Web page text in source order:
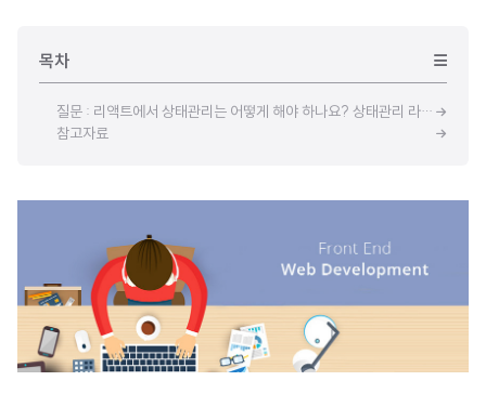
목차
질문 : 리액트에서 상태관리는 어떻게 해야 하나요? 상태관리 라이브러리는 꼭 써야 하나요? 쓰게 된다면 어떤 것을 써야 하나요?
참고자료